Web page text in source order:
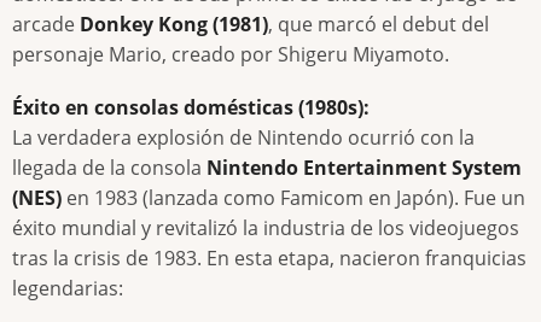
arcade Donkey Kong (1981), que marcó el debut del
personaje Mario, creado por Shigeru Miyamoto.
Éxito en consolas domésticas (1980s):
La verdadera explosión de Nintendo ocurrió con la
llegada de la consola Nintendo Entertainment System
(NES) en 1983 (lanzada como Famicom en Japón). Fue un
éxito mundial y revitalizó la industria de los videojuegos
tras la crisis de 1983. En esta etapa, nacieron franquicias
legendarias: